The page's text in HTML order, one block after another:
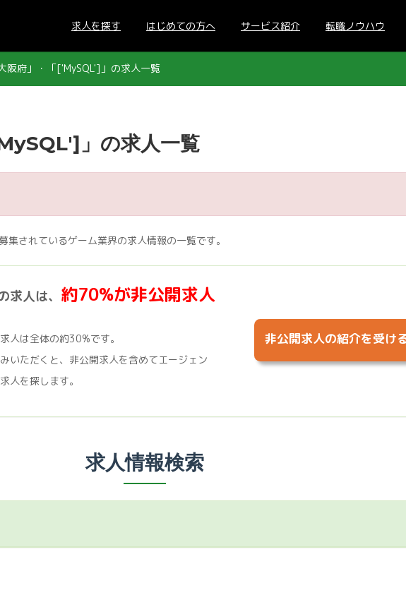
求人を探す はじめての方へ サービス紹介 転職ノウハウ
大阪府」・「['MySQL']」の求人一覧
」の求人一覧
集されているゲーム業界の求人情報の一覧です。
人は、 約70%が非公開求人
人は全体の約30%です。
いただくと、非公開求人を含めてエージェン
人を探します。
非公開求人の紹介を受け
求人情報検索